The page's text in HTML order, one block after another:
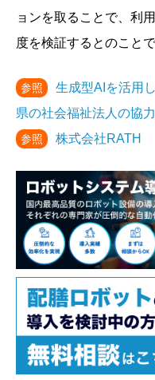
ョンを取ることで、利
度を検証するとのことで
参照
生成型AIを活用
県の社会福祉法人の協
参照 株式会社RATH